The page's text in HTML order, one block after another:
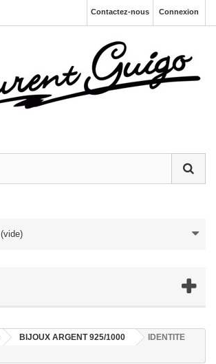
Connexion
Contactez-nous
(vide)
BIJOUX ARGENT 925/1000
IDENTITE